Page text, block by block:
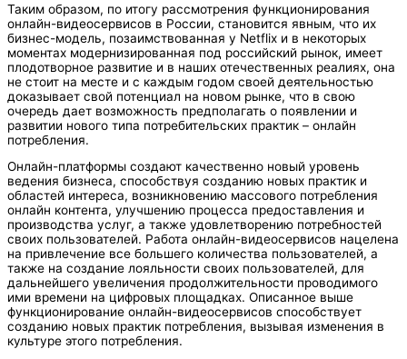
Таким образом, по итогу рассмотрения функционирования
онлайн-видеосервисов в России, становится явным, что их
бизнес-модель, позаимствованная у Netflix и в некоторых
моментах модернизированная под российский рынок, имеет
плодотворное развитие и в наших отечественных реалиях, она
не стоит на месте и с каждым годом своей деятельностью
доказывает свой потенциал на новом рынке, что в свою
очередь дает возможность предполагать о появлении и
развитии нового типа потребительских практик – онлайн
потребления.
Онлайн-платформы создают качественно новый уровень
ведения бизнеса, способствуя созданию новых практик и
областей интереса, возникновению массового потребления
онлайн контента, улучшению процесса предоставления и
производства услуг, а также удовлетворению потребностей
своих пользователей. Работа онлайн-видеосервисов нацелена
на привлечение все большего количества пользователей, а
также на создание лояльности своих пользователей, для
дальнейшего увеличения продолжительности проводимого
ими времени на цифровых площадках. Описанное выше
функционирование онлайн-видеосервисов способствует
созданию новых практик потребления, вызывая изменения в
культуре этого потребления.